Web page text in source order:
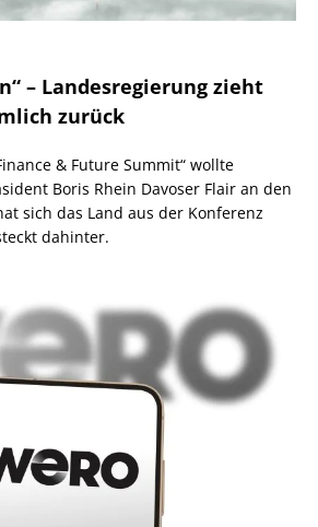
– Landesregierung zieht
zurück
& Future Summit“ wollte
Boris Rhein Davoser Flair an den
sich das Land aus der Konferenz
dahinter.